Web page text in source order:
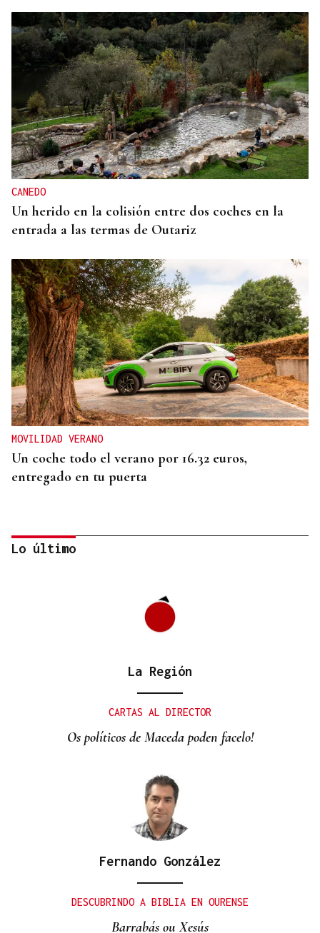
CANEDO
Un herido en la colisión entre dos coches en la
entrada a las termas de Outariz
MOVILIDAD VERANO
Un coche todo el verano por 16.32 euros,
entregado en tu puerta
Vídeo | Se desata un incendio forestal en una
Lo último
La Región
CARTAS AL DIRECTOR
Os políticos de Maceda poden facelo!
Fernando González
DESCUBRINDO A BIBLIA EN OURENSE
Barrabás ou Xesús